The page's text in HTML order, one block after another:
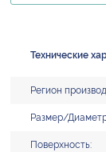
Технические
Регион
Размер/
Поверхность: